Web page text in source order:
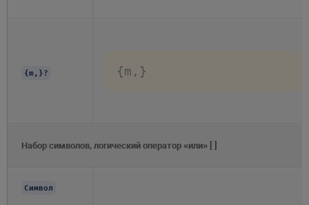
{m,}? {m,}
Набор символов, логический оператор «или» [ ]
Символ